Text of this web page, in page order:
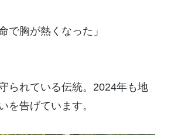
で胸が熱くなった」
られている伝統。2024年も地
を告げています。